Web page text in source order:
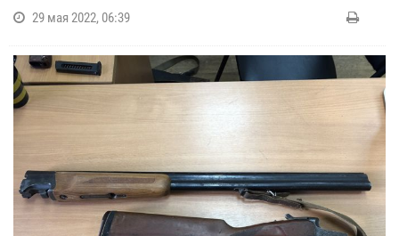
29 мая 2022, 06:39